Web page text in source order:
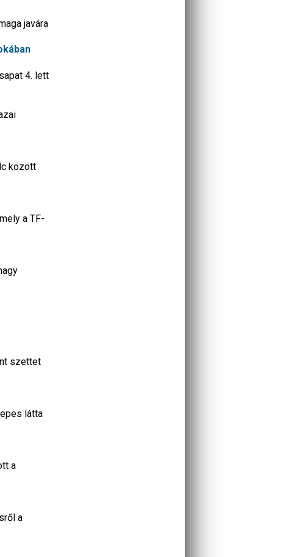
javára
4. lett
között
a TF-
szettet
látta
a
a